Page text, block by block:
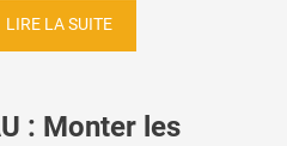
LIRE LA SUITE
: Monter les